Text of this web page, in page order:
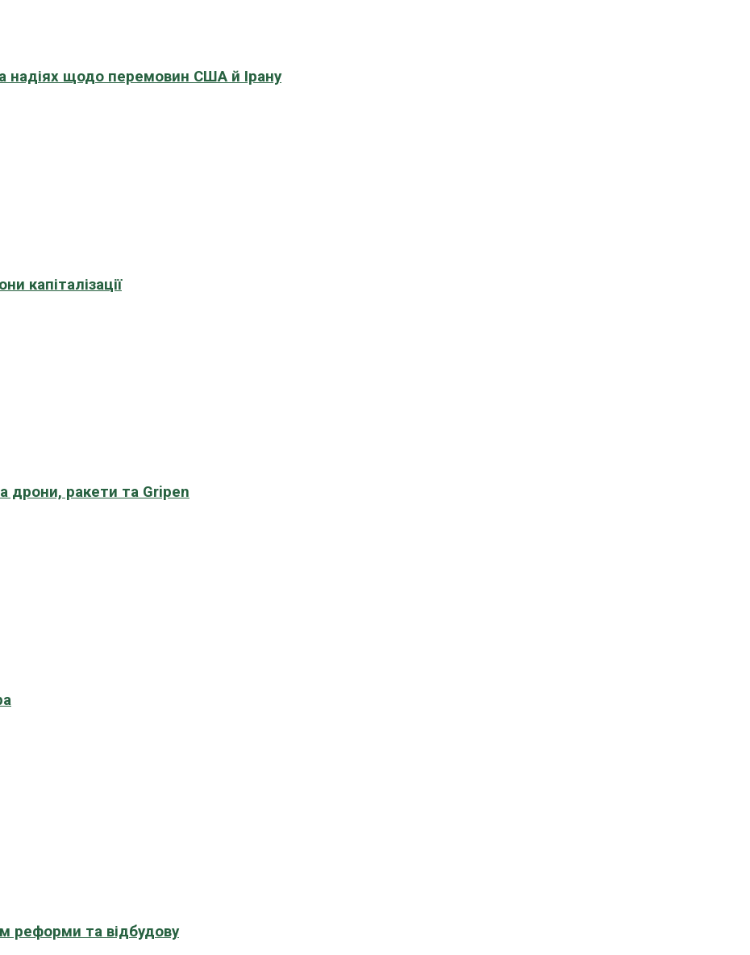
надіях щодо перемовин США й Ірану
капіталізації
дрони, ракети та Gripen
реформи та відбудову